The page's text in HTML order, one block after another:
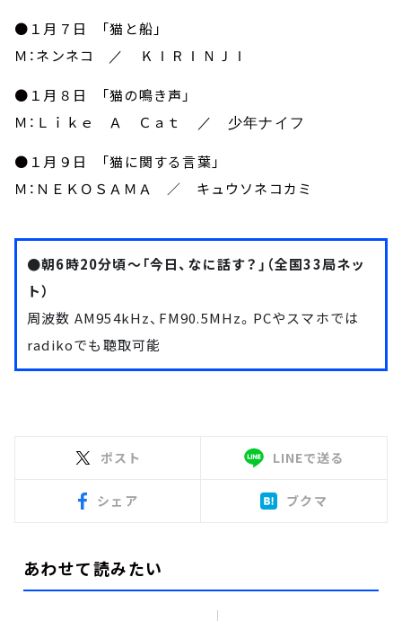
●１月７日 「猫と船」
Ｍ：ネンネコ
／ ＫＩＲＩＮＪＩ
●１月８日 「猫の鳴き声」
Ｍ：Ｌｉｋｅ Ａ Ｃａｔ
／ 少年ナイフ
●１月９日 「猫に関する言葉」
Ｍ：ＮＥＫＯＳＡＭＡ ／ キュウソネコカミ
●朝6時20分頃～「今日、なに話す？」（全国33局ネッ
ト）
周波数 AM954kHz、FM90.5MHz。PCやスマホでは
radikoでも聴取可能
ポスト LINEで送る
シェア ブクマ
あわせて読みたい